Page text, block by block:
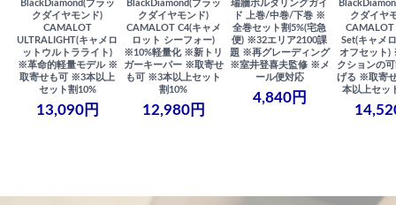
BlackDiamond(ブラッ
クダイヤモンド)
CAMALOT
ULTRALIGHT(キャメロ
ットウルトラライト)
※革命的軽量モデル ※
取寄せも可 ※3本以上
セット割10%
13,090円
BlackDiamond(ブラッ
クダイヤモンド)
CAMALOT C4(キャメ
ロット シーフォー)
※10%軽量化 ※新トリ
ガーキーパー ※取寄せ
も可 ※3本以上セット
割10%
12,980円
瑞牆ボルダリングガイ
ド 上巻/中巻/下巻 ※
全巻セット割5%(宅急
便) ※32エリア2100課
題 ※再グレーディング
※室井登喜夫監修 ※メ
ール便対応
4,840円
クダイヤ
Set(キャメ
オフセット)
クションの
げる ※取寄
本以上セッ